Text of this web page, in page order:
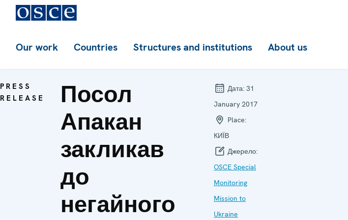
Our work Countries Structures and institutions About us
PRESS
RELEASE
Посол
Апакан
закликав
до
негайного
Дата: 31
January 2017
Place:
КИЇВ
Джерело:
OSCE Special
Monitoring
Mission to
Ukraine